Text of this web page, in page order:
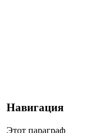
Навигация
Этот параграф